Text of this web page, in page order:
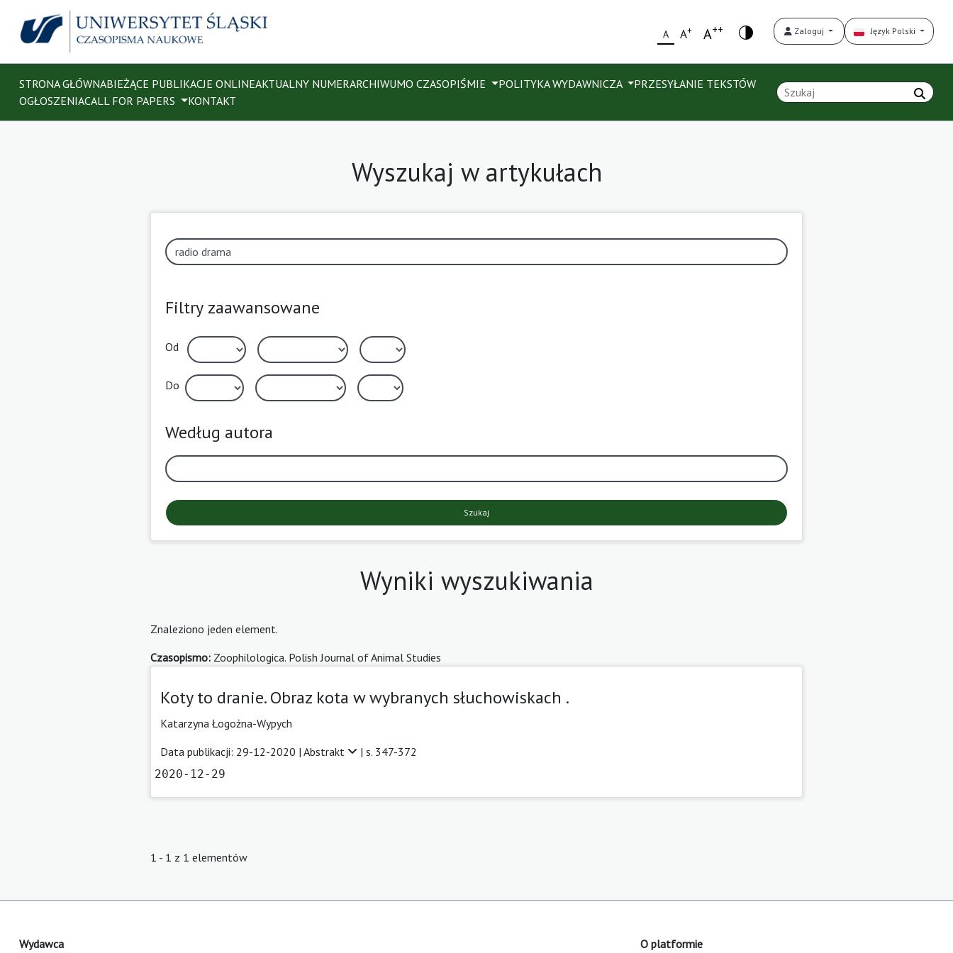
A A+ A++ Zaloguj Język Polski
STRONA GŁÓWNABIEŻĄCE PUBLIKACJE ONLINEAKTUALNY NUMERARCHIWUMO CZASOPIŚMIE POLITYKA WYDAWNICZA
PRZESYŁANIE TEKSTÓW
OGŁOSZENIACALL FOR PAPERS KONTAKT
Wyszukaj w artykułach
Filtry zaawansowane
Od
Do
Według autora
Szukaj
Wyniki wyszukiwania
Znaleziono jeden element.
Czasopismo: Zoophilologica. Polish Journal of Animal Studies
Koty to dranie. Obraz kota w wybranych słuchowiskach .
Katarzyna Łogożna-Wypych
Data publikacji: 29-12-2020 | Abstrakt | s. 347-372
2020-12-29
1 - 1 z 1 elementów
Wydawca O platformie